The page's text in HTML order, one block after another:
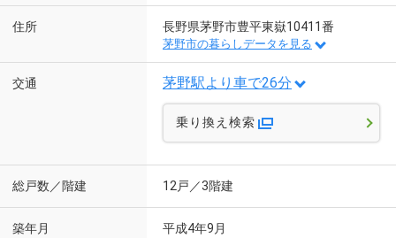
住所 長野県茅野市豊平東嶽10411番
茅野市の暮らしデータを見る
交通 茅野駅より車で26分
乗り換え検索
総戸数／階建 12戸／3階建
築年月 平成4年9月